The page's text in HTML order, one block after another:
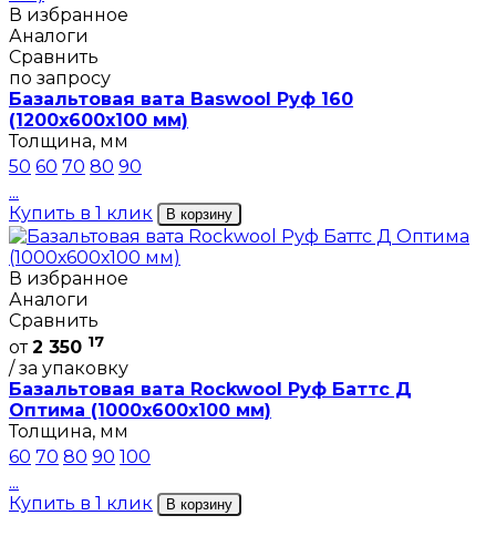
В избранное
Аналоги
Сравнить
по запросу
Базальтовая вата Baswool Руф 160
(1200х600х100 мм)
Толщина, мм
50 60 70 80 90
...
Купить в 1 клик
В корзину
В избранное
Аналоги
Сравнить
от2 350 17
/ за упаковку
Базальтовая вата Rockwool Руф Баттс Д
Оптима (1000х600х100 мм)
Толщина, мм
60 70 80 90 100
...
Купить в 1 клик
В корзину